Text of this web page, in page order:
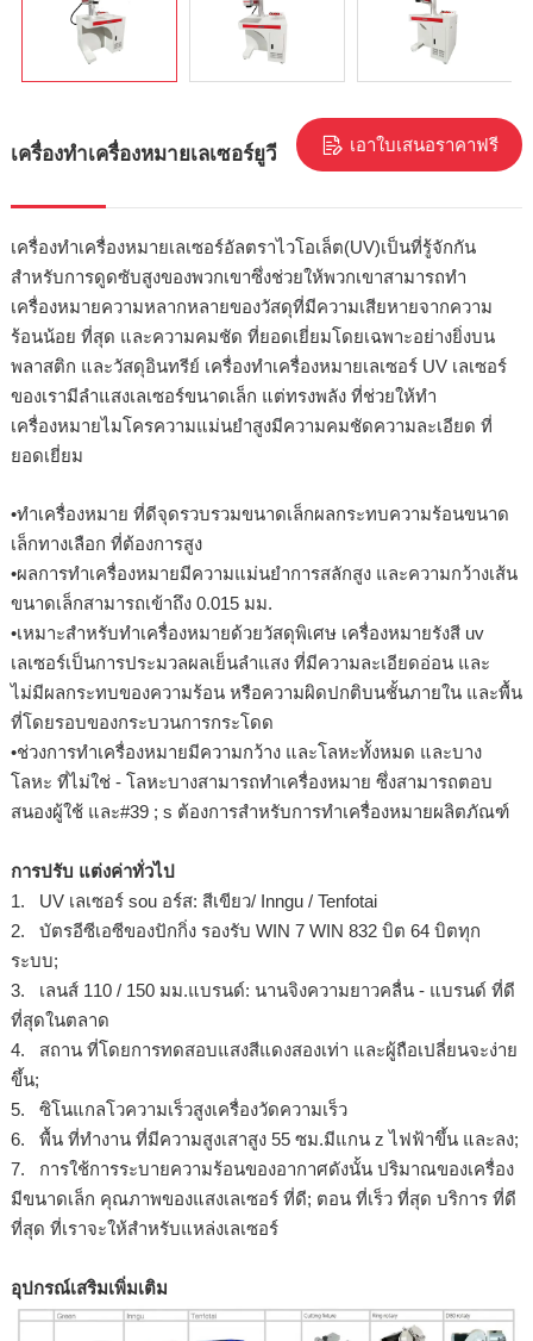
เครื่องทำเครื่องหมายเลเซอร์ยูวี เอาใบเสนอราคาฟรี
เครื่องทำเครื่องหมายเลเซอร์อัลตราไวโอเล็ต(UV)เป็นที่รู้จักกัน
สำหรับการดูดซับสูงของพวกเขาซึ่งช่วยให้พวกเขาสามารถทำ
เครื่องหมายความหลากหลายของวัสดุที่มีความเสียหายจากความ
ร้อนน้อย ที่สุด และความคมชัด ที่ยอดเยี่ยมโดยเฉพาะอย่างยิ่งบน
พลาสติก และวัสดุอินทรีย์ เครื่องทำเครื่องหมายเลเซอร์ UV เลเซอร์
ของเรามีลำแสงเลเซอร์ขนาดเล็ก แต่ทรงพลัง ที่ช่วยให้ทำ
เครื่องหมายไมโครความแม่นยำสูงมีความคมชัดความละเอียด ที่
ยอดเยี่ยม
•ทำเครื่องหมาย ที่ดีจุดรวบรวมขนาดเล็กผลกระทบความร้อนขนาด
เล็กทางเลือก ที่ต้องการสูง
•ผลการทำเครื่องหมายมีความแม่นยำการสลักสูง และความกว้างเส้น
ขนาดเล็กสามารถเข้าถึง 0.015 มม.
•เหมาะสำหรับทำเครื่องหมายด้วยวัสดุพิเศษ เครื่องหมายรังสี uv
เลเซอร์เป็นการประมวลผลเย็นลำแสง ที่มีความละเอียดอ่อน และ
ไม่มีผลกระทบของความร้อน หรือความผิดปกติบนชั้นภายใน และพื้น
ที่โดยรอบของกระบวนการกระโดด
•ช่วงการทำเครื่องหมายมีความกว้าง และโลหะทั้งหมด และบาง
โลหะ ที่ไม่ใช่ - โลหะบางสามารถทำเครื่องหมาย ซึ่งสามารถตอบ
สนองผู้ใช้ และ#39 ; s ต้องการสำหรับการทำเครื่องหมายผลิตภัณฑ์
การปรับ แต่งค่าทั่วไป
1. UV เลเซอร์ sou อร์ส: สีเขียว/ Inngu / Tenfotai
2. บัตรอีซีเอซีของปักกิ่ง รองรับ WIN 7 WIN 832 บิต 64 บิตทุก
ระบบ;
3. เลนส์ 110 / 150 มม.แบรนด์: นานจิงความยาวคลื่น - แบรนด์ ที่ดี
ที่สุดในตลาด
4. สถาน ที่โดยการทดสอบแสงสีแดงสองเท่า และผู้ถือเปลี่ยนจะง่าย
ขึ้น;
5. ซิโนแกลโวความเร็วสูงเครื่องวัดความเร็ว
6. พื้น ที่ทำงาน ที่มีความสูงเสาสูง 55 ซม.มีแกน z ไฟฟ้าขึ้น และลง;
7. การใช้การระบายความร้อนของอากาศดังนั้น ปริมาณของเครื่อง
มีขนาดเล็ก คุณภาพของแสงเลเซอร์ ที่ดี; ตอน ที่เร็ว ที่สุด บริการ ที่ดี
ที่สุด ที่เราจะให้สำหรับแหล่งเลเซอร์
อุปกรณ์เสริมเพิ่มเติม